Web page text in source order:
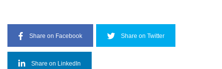
Share on Facebook Share on Twitter
Share on LinkedIn